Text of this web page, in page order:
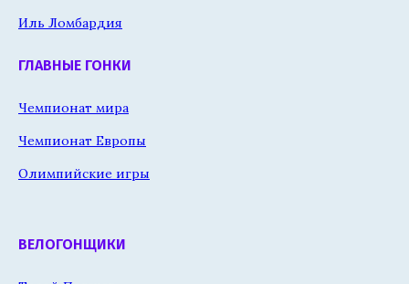
Иль Ломбардия
ГЛАВНЫЕ ГОНКИ
Чемпионат мира
Чемпионат Европы
Олимпийские игры
ВЕЛОГОНЩИКИ